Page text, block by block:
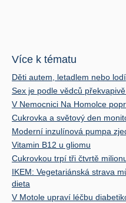
Více k tématu
Děti autem, letadlem nebo lodí
Sex je podle vědců
V Nemocnici Na Homolce
Cukrovka a světový den
Moderní inzulínová pumpa
Vitamin B12 u gliomu
Cukrovkou trpí tři čtvrtě
IKEM: Vegetariánská strava
dieta
V Motole upraví léčbu